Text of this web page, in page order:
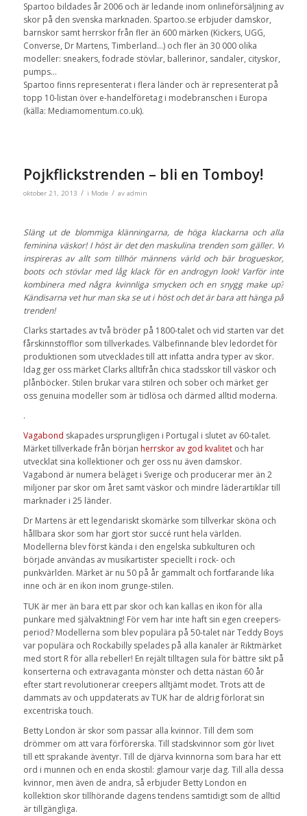
Spartoo bildades år 2006 och är ledande inom onlineförsäljning av
skor på den svenska marknaden. Spartoo.se erbjuder damskor,
barnskor samt herrskor från fler än 600 märken (Kickers, UGG,
Converse, Dr Martens, Timberland…) och fler än 30 000 olika
modeller: sneakers, fodrade stövlar, ballerinor, sandaler, cityskor,
pumps…
Spartoo finns representerat i flera länder och är representerat på
topp 10-listan över e-handelföretag i modebranschen i Europa
(källa: Mediamomentum.co.uk).
Pojkflickstrenden – bli en Tomboy!
oktober 21, 2013 / i Mode / av admin
Släng ut de blommiga klänningarna, de höga klackarna och alla
feminina väskor! I höst är det den maskulina trenden som gäller. Vi
inspireras av allt som tillhör männens värld och bär brogueskor,
boots och stövlar med låg klack för en androgyn look! Varför inte
kombinera med några kvinnliga smycken och en snygg make up?
Kändisarna vet hur man ska se ut i höst och det är bara att hänga på
trenden!
Clarks startades av två bröder på 1800-talet och vid starten var det
fårskinnstofflor som tillverkades. Välbefinnande blev ledordet för
produktionen som utvecklades till att infatta andra typer av skor.
Idag ger oss märket Clarks alltifrån chica stadsskor till väskor och
plånböcker. Stilen brukar vara stilren och sober och märket ger
oss genuina modeller som är tidlösa och därmed alltid moderna.
.
Vagabond skapades ursprungligen i Portugal i slutet av 60-talet.
Märket tillverkade från början herrskor av god kvalitetoch har
utvecklat sina kollektioner och ger oss nu även damskor.
Vagabond är numera beläget i Sverige och producerar mer än 2
miljoner par skor om året samt väskor och mindre läderartiklar till
marknader i 25 länder.
Dr Martens är ett legendariskt skomärke som tillverkar sköna och
hållbara skor som har gjort stor succé runt hela världen.
Modellerna blev först kända i den engelska subkulturen och
började användas av musikartister speciellt i rock- och
punkvärlden. Märket är nu 50 på år gammalt och fortfarande lika
inne och är en ikon inom grunge-stilen.
TUK är mer än bara ett par skor och kan kallas en ikon för alla
punkare med självaktning! För vem har inte haft sin egen creepers-
period? Modellerna som blev populära på 50-talet när Teddy Boys
var populära och Rockabilly spelades på alla kanaler är Riktmärket
med stort R för alla rebeller! En rejält tilltagen sula för bättre sikt på
konserterna och extravaganta mönster och detta nästan 60 år
efter start revolutionerar creepers alltjämt modet. Trots att de
dammats av och uppdaterats av TUK har de aldrig förlorat sin
excentriska touch.
Betty London är skor som passar alla kvinnor. Till dem som
drömmer om att vara förförerska. Till stadskvinnor som gör livet
till ett sprakande äventyr. Till de djärva kvinnorna som bara har ett
ord i munnen och en enda skostil: glamour varje dag. Till alla dessa
kvinnor, men även de andra, så erbjuder Betty London en
kollektion skor tillhörande dagens tendens samtidigt som de alltid
är tillgängliga.